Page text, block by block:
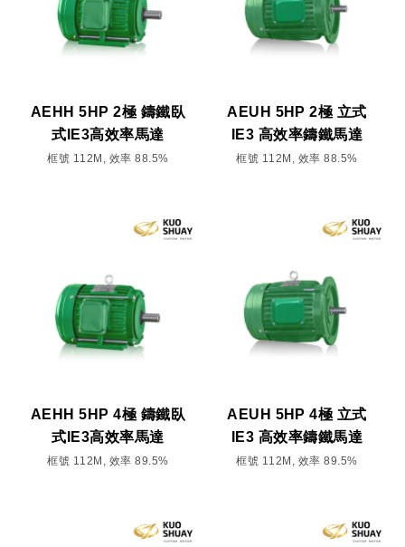
AEHH 5HP 2極 鑄鐵臥
式IE3高效率馬達
框號 112M, 效率 88.5%
AEUH 5HP 2極 立式
IE3 高效率鑄鐵馬達
框號 112M, 效率 88.5%
AEHH 5HP 4極 鑄鐵臥
式IE3高效率馬達
框號 112M, 效率 89.5%
AEUH 5HP 4極 立式
IE3 高效率鑄鐵馬達
框號 112M, 效率 89.5%